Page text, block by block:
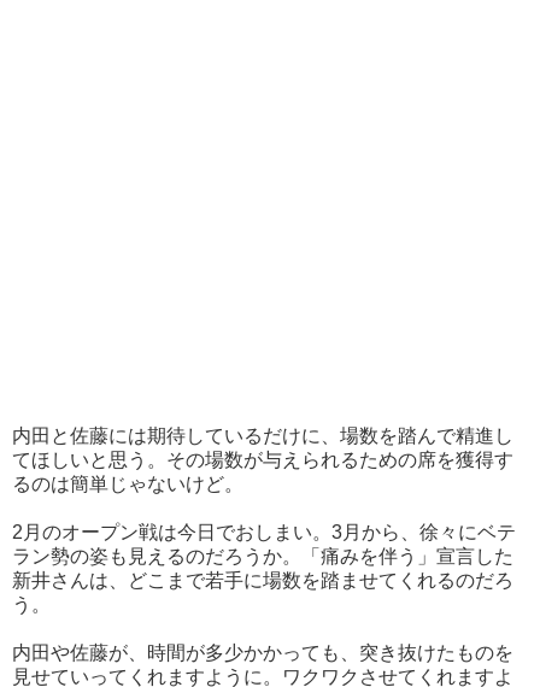
内田と佐藤には期待しているだけに、場数を踏んで精進し
てほしいと思う。その場数が与えられるための席を獲得す
るのは簡単じゃないけど。
2月のオープン戦は今日でおしまい。3月から、徐々にベテ
ラン勢の姿も見えるのだろうか。「痛みを伴う」宣言した
新井さんは、どこまで若手に場数を踏ませてくれるのだろ
う。
内田や佐藤が、時間が多少かかっても、突き抜けたものを
見せていってくれますように。ワクワクさせてくれますよ